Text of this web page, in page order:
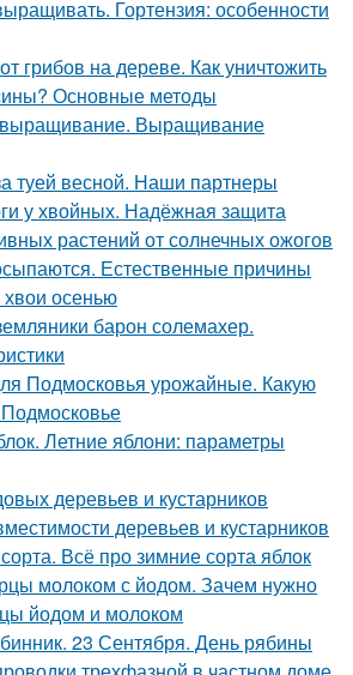
Гортензия: особенности
грибов на дереве. Как уничтожить
Основные методы
Выращивание
туей весной. Наши партнеры
у хвойных. Надёжная защита
растений от солнечных ожогов
Естественные причины
хвои осенью
барон солемахер.
Подмосковья урожайные. Какую
Летние яблони: параметры
деревьев и кустарников
деревьев и кустарников
Всё про зимние сорта яблок
молоком с йодом. Зачем нужно
йодом и молоком
23 Сентября. День рябины